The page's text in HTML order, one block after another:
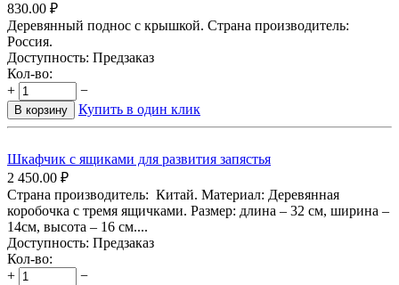
830.00 ₽
Деревянный поднос с крышкой. Страна производитель:
Россия.
Доступность: Предзаказ
Кол-во:
+
−
В корзину Купить в один клик
Шкафчик с ящиками для развития запястья
2 450.00 ₽
Страна производитель: Китай. Материал: Деревянная
коробочка с тремя ящичками. Размер: длина – 32 см, ширина –
14см, высота – 16 см....
Доступность: Предзаказ
Кол-во:
+
−